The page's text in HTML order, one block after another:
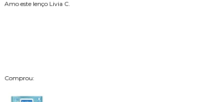
Amo este lenço Livia C.
Comprou: